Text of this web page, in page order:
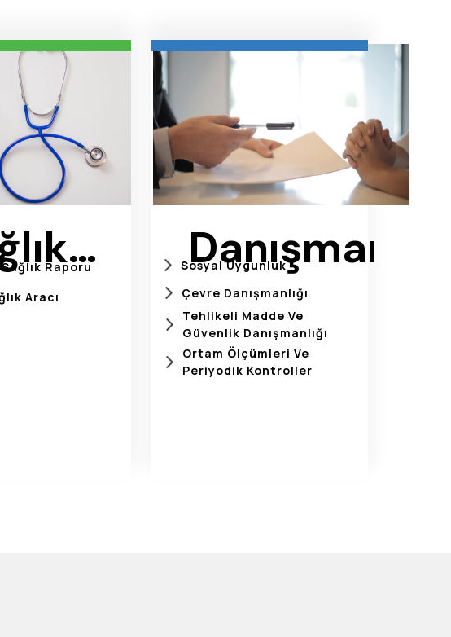
Danışmanlık
Aracı
Raporu
Çevre Danışmanlığı
Sosyal Uygunluk
Ortam Ölçümleri Ve
Periyodik Kontroller
Tehlikeli Madde Ve
Güvenlik Danışmanlığı